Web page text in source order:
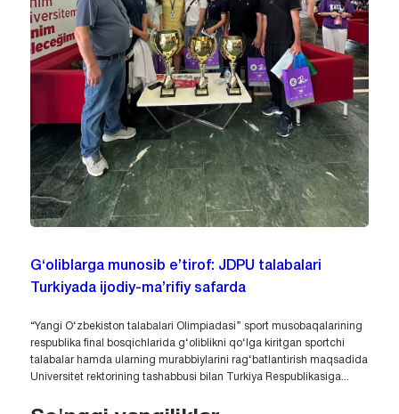
G‘oliblarga munosib e’tirof: JDPU talabalari
Turkiyada ijodiy-ma’rifiy safarda
“Yangi O‘zbekiston talabalari Olimpiadasi” sport musobaqalarining
respublika final bosqichlarida g‘oliblikni qo‘lga kiritgan sportchi
talabalar hamda ularning murabbiylarini rag‘batlantirish maqsadida
Universitet rektorining tashabbusi bilan Turkiya Respublikasiga...